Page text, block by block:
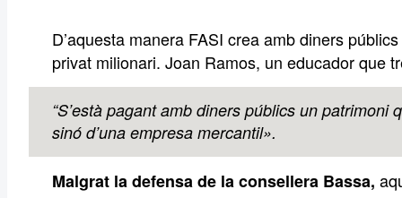
D’aquesta manera FASI crea amb diners
privat milionari. Joan Ramos, un educador que
“S’està pagant amb diners públics un patrimoni
sinó d’una empresa mercantil».
Malgrat la defensa de la consellera Bassa,